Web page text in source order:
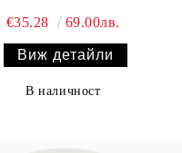
€35.28 69.00лв.
Виж детайли
В наличност